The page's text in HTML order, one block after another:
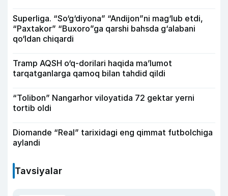
Superliga. “So‘g‘diyona” “Andijon”ni mag‘lub etdi,
“Paxtakor” “Buxoro”ga qarshi bahsda g‘alabani
qo‘ldan chiqardi
Tramp AQSH o‘q-dorilari haqida ma’lumot
tarqatganlarga qamoq bilan tahdid qildi
“Tolibon” Nangarhor viloyatida 72 gektar yerni
tortib oldi
Diomande “Real” tarixidagi eng qimmat futbolchiga
aylandi
Tavsiyalar